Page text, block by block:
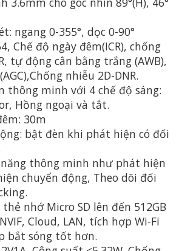
ngang 0-355°, dọc 0-90°
Chế độ ngày đêm(ICR), chống
tự động cân bằng trắng (AWB),
nhiễu 2D-DNR.
thông minh với 4 chế độ sáng:
Hồng ngoại và tắt.
30m
bật đèn khi phát hiện có đối
thông minh như phát hiện
chuyển động, Theo dõi đối
nhớ Micro SD lên đến 512GB
Cloud, LAN, tích hợp Wi-Fi
bắt sóng tốt hơn.